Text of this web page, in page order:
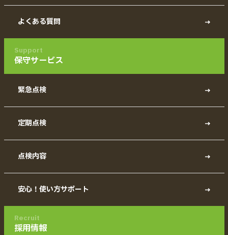
よくある質問
Support
保守サービス
緊急点検
定期点検
点検内容
安心！使い方サポート
Recruit
採用情報